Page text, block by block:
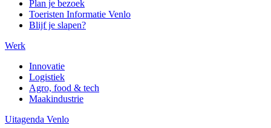
Plan je bezoek
Toeristen Informatie Venlo
Blijf je slapen?
Werk
Innovatie
Logistiek
Agro, food & tech
Maakindustrie
Uitagenda Venlo